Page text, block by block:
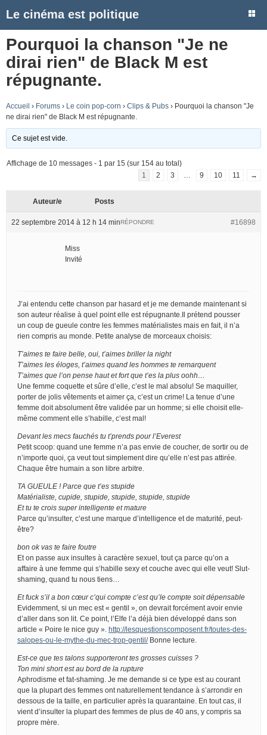
Le cinéma est politique
Pourquoi la chanson "Je ne
dirai rien" de Black M est
répugnante.
Accueil › Forums › Le coin pop-corn › Clips & Pubs › Pourquoi la chanson "Je
ne dirai rien" de Black M est répugnante.
Ce sujet est vide.
Affichage de 10 messages - 1 par 15 (sur 154 au total)
1
2 3 9 10 11 →
Auteur/e Posts
22 septembre 2014 à 12 h 14 min #16898
RÉPONDRE
Miss
Invité
J’ai entendu cette chanson par hasard et je me demande maintenant si
son auteur réalise à quel point elle est répugnante.Il prétend pousser
un coup de gueule contre les femmes matérialistes mais en fait, il n’a
rien compris au monde. Petite analyse de morceaux choisis:
T’aimes te faire belle, oui, t’aimes briller la night
T’aimes les éloges, t’aimes quand les hommes te remarquent
T’aimes que l’on pense haut et fort que t’es la plus oohh…
Une femme coquette et sûre d’elle, c’est le mal absolu! Se maquiller,
porter de jolis vêtements et aimer ça, c’est un crime! La tenue d’une
femme doit absolument être validée par un homme; si elle choisit elle-
même comment elle s’habille, c’est mal!
Devant les mecs fauchés tu t’prends pour l’Everest
Petit scoop: quand une femme n’a pas envie de coucher, de sortir ou de
n’importe quoi, ça veut tout simplement dire qu’elle n’est pas attirée.
Chaque être humain a son libre arbitre.
TA GUEULE ! Parce que t’es stupide
Matérialiste, cupide, stupide, stupide, stupide, stupide
Et tu te crois super intelligente et mature
Parce qu’insulter, c’est une marque d’intelligence et de maturité, peut-
être?
bon ok vas te faire foutre
Et on passe aux insultes à caractère sexuel, tout ça parce qu’on a
affaire à une femme qui s’habille sexy et couche avec qui elle veut! Slut-
shaming, quand tu nous tiens…
Et fuck s’il a bon cœur c’qui compte c’est qu’le compte soit dépensable
Evidemment, si un mec est « gentil », on devrait forcément avoir envie
d’aller dans son lit. Ce point, l’Elfe l’a déjà bien développé dans son
article « Poire le nice guy ». http://lesquestionscomposent.fr/toutes-des-
salopes-ou-le-mythe-du-mec-trop-gentil/Bonne lecture.
Est-ce que tes talons supporteront tes grosses cuisses ?
Ton mini short est au bord de la rupture
Aphrodisme et fat-shaming. Je me demande si ce type est au courant
que la plupart des femmes ont naturellement tendance à s’arrondir en
dessous de la taille, en particulier après la quarantaine. En tout cas, il
vient d’insulter la plupart des femmes de plus de 40 ans, y compris sa
propre mère.